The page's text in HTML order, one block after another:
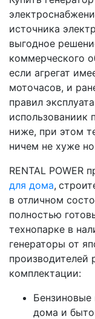
источника
выгодное
коммерческого
если агрегат
моточасов, и
правил
ниже, при этом
ничем не хуже
RENTAL POWER
для дома,
в отличном
полностью
технопарке в
генераторы от
производителей
комплектации:
Бензиновые
дома и